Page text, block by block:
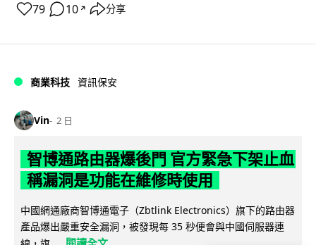
79 10 ↗ 分享
商業科技 資訊保安
Vin 2 日
智博通路由器爆後門 官方緊急下架止血
稱漏洞是功能在維修時使用
中國網通廠商智博通電子（Zbtlink Electronics）旗下的路由器
產品爆出嚴重安全漏洞，被發現每 35 秒便會與中國伺服器連